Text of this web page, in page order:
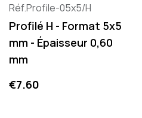
Réf.Profile-05x5/H
Profilé H - Format 5x5
mm - Épaisseur 0,60
mm
Price
€7.60